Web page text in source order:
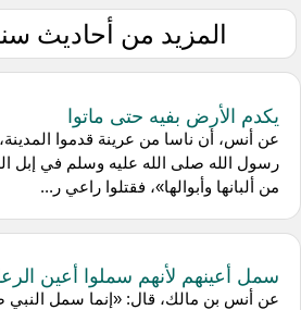
المزيد من أحاديث
يكدم الأرض بفيه حتى ماتوا
عن أنس، أن ناسا من عرينة قدموا المدينة،
رسول الله صلى الله عليه وسلم في إبل
من ألبانها وأبوالها»، فقتلوا راعي ر...
سمل أعينهم لأنهم سملوا أعين
عن أنس بن مالك، قال: «إنما سمل النبي